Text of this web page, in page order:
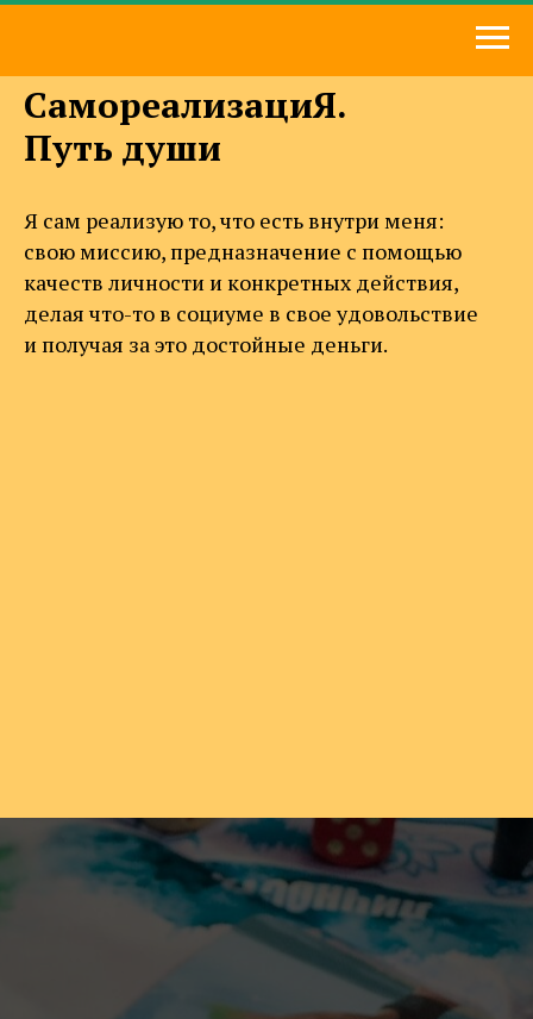
СамореализациЯ.
Путь души
Я сам реализую то, что есть внутри меня:
свою миссию, предназначение с помощью
качеств личности и конкретных действия,
делая что-то в социуме в свое удовольствие
и получая за это достойные деньги.